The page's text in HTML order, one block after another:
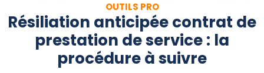
OUTILS PRO
Résiliation anticipée contrat de
prestation de service : la
procédure à suivre